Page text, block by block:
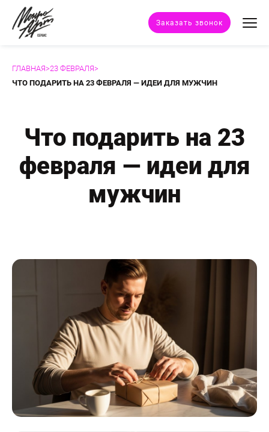
Заказать звонок
Дополнительные услуги
Наши работы
ГЛАВНАЯ>23 ФЕВРАЛЯ>
ЧТО ПОДАРИТЬ НА 23 ФЕВРАЛЯ — ИДЕИ ДЛЯ МУЖЧИН
Что подарить на 23
февраля — идеи для
мужчин